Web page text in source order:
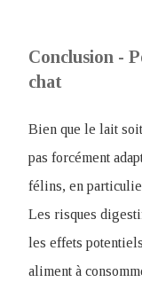
Conclusion -
chat
Bien que le lait
pas forcément
félins, en
Les risques
les effets
aliment à